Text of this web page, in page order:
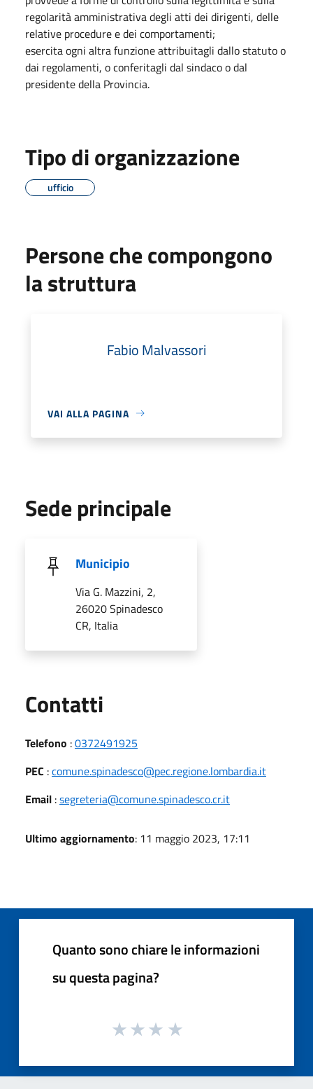
regolarità amministrativa degli atti dei dirigenti, delle
relative procedure e dei comportamenti;
esercita ogni altra funzione attribuitagli dallo statuto o
dai regolamenti, o conferitagli dal sindaco o dal
presidente della Provincia.
Tipo di organizzazione
ufficio
Persone che compongono
la struttura
Fabio Malvassori
VAI ALLA PAGINA
Sede principale
Municipio
Via G. Mazzini, 2,
26020 Spinadesco
CR, Italia
Contatti
Telefono :0372491925
PEC :comune.spinadesco@pec.regione.lombardia.it
Email :segreteria@comune.spinadesco.cr.it
Ultimo aggiornamento: 11 maggio 2023, 17:11
Quanto sono chiare le informazioni
su questa pagina?